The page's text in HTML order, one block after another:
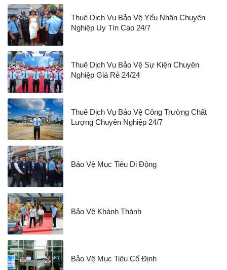
Thuê Dịch Vụ Bảo Vệ Yếu Nhân Chuyên
Nghiệp Uy Tín Cao 24/7
Thuê Dịch Vụ Bảo Vệ Sự Kiện Chuyên
Nghiệp Giá Rẻ 24/24
Thuê Dịch Vụ Bảo Vệ Công Trường Chất
Lượng Chuyên Nghiệp 24/7
Bảo Vệ Mục Tiêu Di Động
Bảo Vệ Khánh Thành
Bảo Vệ Mục Tiêu Cố Định